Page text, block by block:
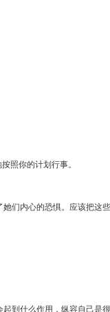
照你的计划行事。
们内心的恐惧。应该把这
到什么作用，纵容自己是